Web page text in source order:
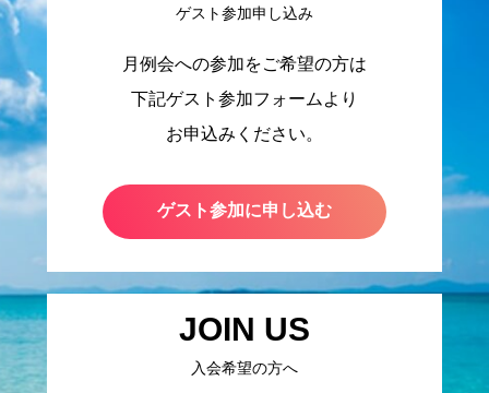
ゲスト参加申し込み
月例会への参加をご希望の方は
下記ゲスト参加フォームより
お申込みください。
ゲスト参加に申し込む
JOIN US
入会希望の方へ